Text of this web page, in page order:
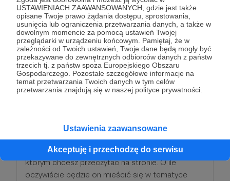
USTAWIENIACH ZAAWANSOWANYCH, gdzie jest także
opisane Twoje prawo żądania dostępu, sprostowania,
usunięcia lub ograniczenia przetwarzania danych, a także w
dowolnym momencie za pomocą ustawień Twojej
przeglądarki w urządzeniu końcowym. Pamiętaj, że w
zależności od Twoich ustawień, Twoje dane będą mogły być
przekazywane do zewnętrznych odbiorców danych z państw
trzecich tj. z państw spoza Europejskiego Obszaru
Gospodarczego. Pozostałe szczegółowe informacje na
temat przetwarzania Twoich danych w tym celów
przetwarzania znajdują się w naszej polityce prywatności.
Ustawienia zaawansowane
Akceptuję i przechodzę do serwisu
wiesz, że tekst powstał dzięki Tobie. Twój wybór :).
Patroni: 1 Limit: 200
100 zł miesięcznie
Magazyn Autorów" :). Możesz zamówić u redaktora
naczelnego magazynu napisanie jednego tekstu
miesięcznie na ok. 3 tys. znaków na temat, o
którym chcesz przeczytać na stronie. O ile
oczywiście będzie on mieścić się w tematyce